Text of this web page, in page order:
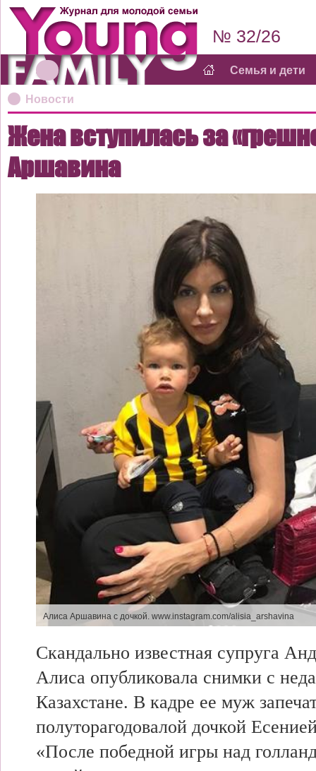
Новости
Жена вступилась за
Аршавина
Алиса Аршавина с дочкой. www.instagram.com/alisia_arshavina
Скандально известная супруга
Алиса опубликовала снимки с
Казахстане. В кадре ее муж
полуторагодовалой дочкой
«После победной игры над
№ 32/26
Семья и дети